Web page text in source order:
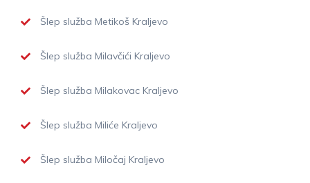
Šlep služba Metikoš Kraljevo
Šlep služba Milavčići Kraljevo
Šlep služba Milakovac Kraljevo
Šlep služba Miliće Kraljevo
Šlep služba Miločaj Kraljevo